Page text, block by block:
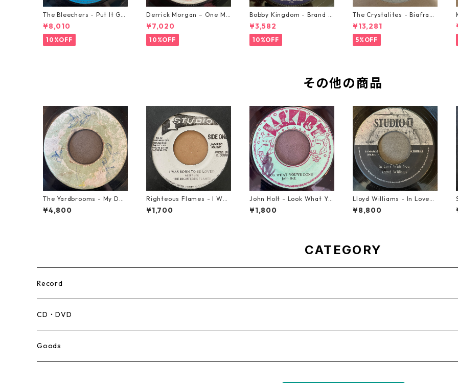
The Bleechers - Put It Go
od 【7-21637】
¥8,010
10%OFF
Derrick Morgan – One Mo
rning In May【7-21653】
¥7,020
10%OFF
Bobby Kingdom - Brand N
ew Automobile【7-2088
9】
¥3,582
10%OFF
The Crystalites - Biafra
【7-21293】
¥13,281
5%OFF
その他の商品
The Yardbrooms - My Des
ire【7-21922】
¥4,800
Righteous Flames - I Was
Born To Be Loved【7-2119
1】
¥1,700
John Holt - Look What Yo
u've Done【7-21817】
¥1,800
Lloyd Williams - In Love
With You【7-21917】
¥8,800
CATEGORY
Record
Mento,Calypso,Ballad
Ska
CD・DVD
Goods